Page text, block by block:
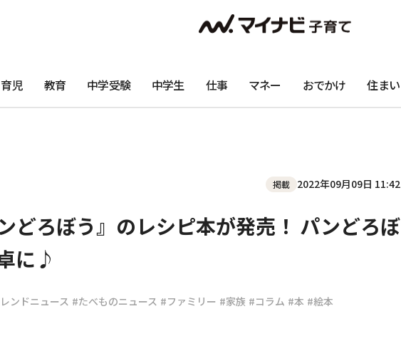
育児 教育 中学受験 中学生 仕事 マネー おでかけ 住まい
掲載 2022年09月09日 11:42
どろぼう』のレシピ本が発売！ パンどろぼ
に♪
ンドニュース #たべものニュース #ファミリー #家族 #コラム #本 #絵本